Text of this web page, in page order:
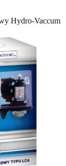
Hydro-Vaccum